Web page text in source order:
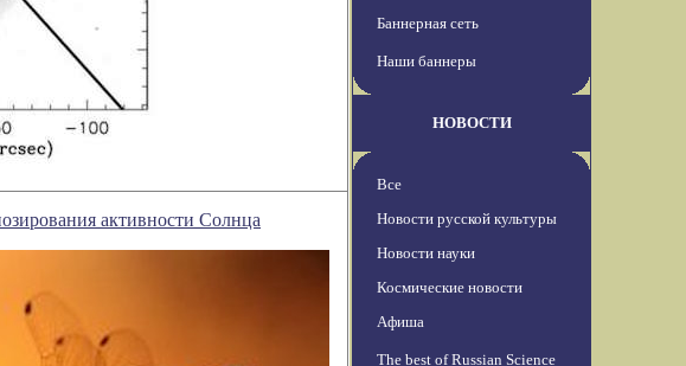
активности Солнца
Баннерная сеть
Наши баннеры
НОВОСТИ
Все
Новости русской культуры
Новости науки
Космические новости
Афиша
The best of Russian Science